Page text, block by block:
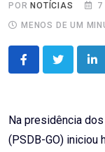
POR NOTÍCIAS
7
MENOS DE UM
Na presidência
(PSDB-GO) iniciou